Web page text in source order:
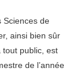
Sciences de
ainsi bien sûr
tout public, est
de l’année